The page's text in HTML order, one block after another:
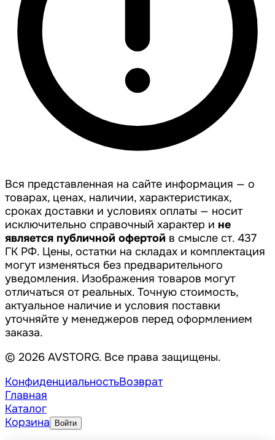
Вся представленная на сайте информация — о
товарах, ценах, наличии, характеристиках,
сроках доставки и условиях оплаты — носит
исключительно справочный характер и не
является публичной офертой в смысле ст. 437
ГК РФ. Цены, остатки на складах и комплектация
могут изменяться без предварительного
уведомления. Изображения товаров могут
отличаться от реальных. Точную стоимость,
актуальное наличие и условия поставки
уточняйте у менеджеров перед оформлением
заказа.
© 2026 AVSTORG. Все права защищены.
КонфиденциальностьВозврат
Главная
Каталог
Корзина
Войти